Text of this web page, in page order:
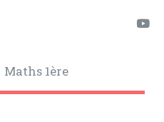
Maths 1ère